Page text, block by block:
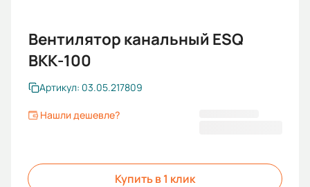
Вентилятор канальный ESQ
ВКК-100
Артикул: 03.05.217809
Нашли дешевле?
Купить в 1 клик